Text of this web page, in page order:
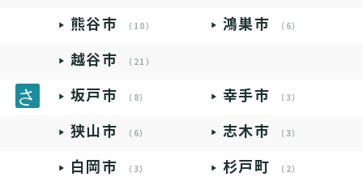
熊谷市 （10） 鴻巣市 （6）
越谷市 （21）
坂戸市 （8） 幸手市 （3）
狭山市 （6） 志木市 （3）
白岡市 （3） 杉戸町 （2）